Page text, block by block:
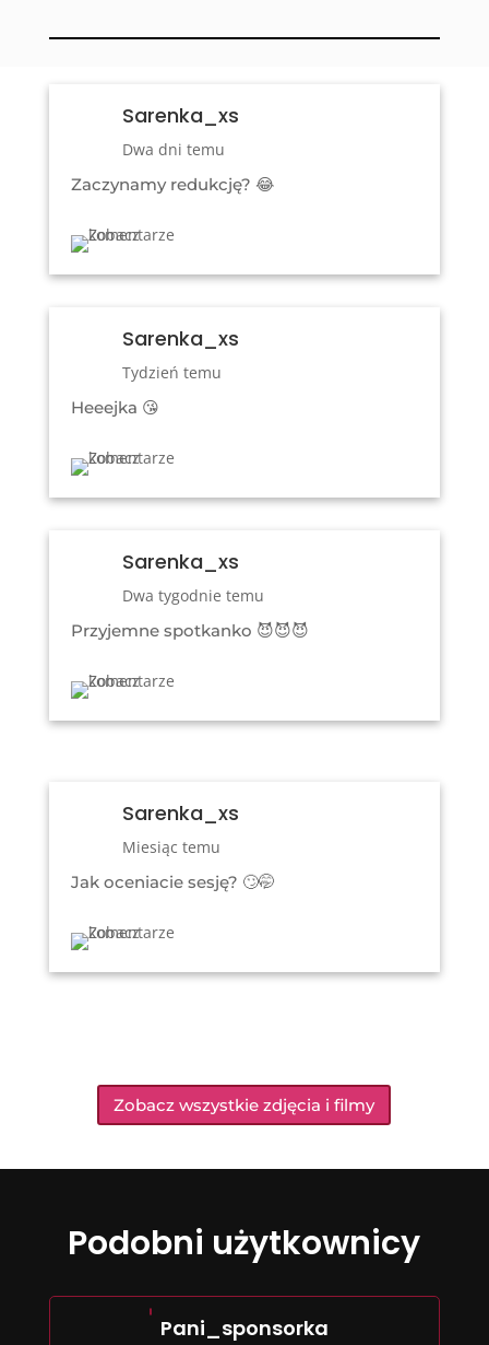
Sarenka_xs
Dwa dni temu
Zaczynamy redukcję? 😂
Sarenka_xs
Tydzień temu
Heeejka 😘
Sarenka_xs
Dwa tygodnie temu
Przyjemne spotkanko 😈😈😈
Sarenka_xs
Miesiąc temu
Jak oceniacie sesję? 🙄🤭
Zobacz wszystkie zdjęcia i filmy
Podobni użytkownicy
Pani_sponsorka